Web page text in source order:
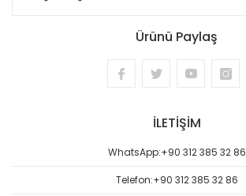
Ürünü Paylaş
İLETİŞİM
WhatsApp:+90 312 385 32 86
Telefon:+90 312 385 32 86